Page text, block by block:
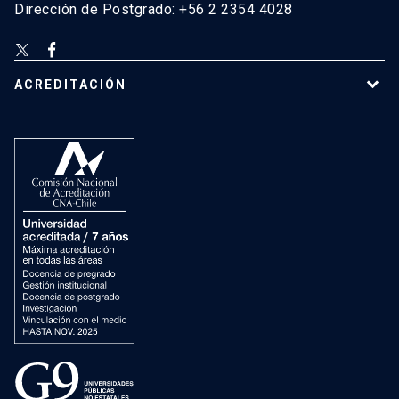
Dirección de Postgrado: +56 2 2354 4028
ACREDITACIÓN